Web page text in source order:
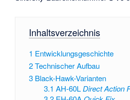
Inhaltsverzeichnis
1 Entwicklungsgeschichte
2Technischer Aufbau
3 Black-Hawk-Varianten
3.1 AH-60LDirect Action